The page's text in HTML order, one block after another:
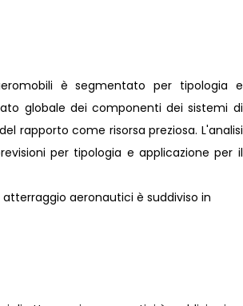
è segmentato per tipologia e
globale dei componenti dei sistemi di
rapporto come risorsa preziosa. L'analisi
per tipologia e applicazione per il
aeronautici è suddiviso in